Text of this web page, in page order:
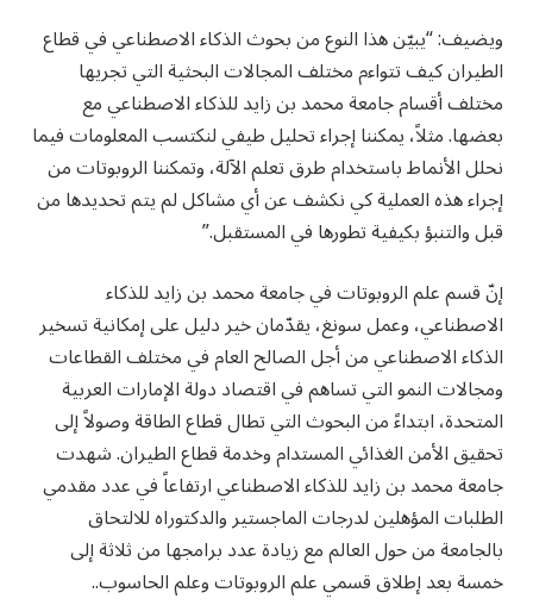
ويضيف: “يبيّن هذا النوع من بحوث الذكاء الاصطناعي في قطاع
الطيران كيف تتواءم مختلف المجالات البحثية التي تجريها
مختلف أقسام جامعة محمد بن زايد للذكاء الاصطناعي مع
بعضها. مثلاً، يمكننا إجراء تحليل طيفي لنكتسب المعلومات فيما
نحلل الأنماط باستخدام طرق تعلم الآلة، وتمكننا الروبوتات من
إجراء هذه العملية كي نكشف عن أي مشاكل لم يتم تحديدها من
قبل والتنبؤ بكيفية تطورها في المستقبل.”
إنّ قسم علم الروبوتات في جامعة محمد بن زايد للذكاء
الاصطناعي، وعمل سونغ، يقدّمان خير دليل على إمكانية تسخير
الذكاء الاصطناعي من أجل الصالح العام في مختلف القطاعات
ومجالات النمو التي تساهم في اقتصاد دولة الإمارات العربية
المتحدة، ابتداءً من البحوث التي تطال قطاع الطاقة وصولاً إلى
تحقيق الأمن الغذائي المستدام وخدمة قطاع الطيران. شهدت
جامعة محمد بن زايد للذكاء الاصطناعي ارتفاعاً في عدد مقدمي
الطلبات المؤهلين لدرجات الماجستير والدكتوراه للالتحاق
بالجامعة من حول العالم مع زيادة عدد برامجها من ثلاثة إلى
خمسة بعد إطلاق قسمي علم الروبوتات وعلم الحاسوب..